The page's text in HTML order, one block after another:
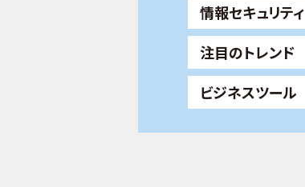
情報セキュリティ
注目のトレンド
ビジネスツール